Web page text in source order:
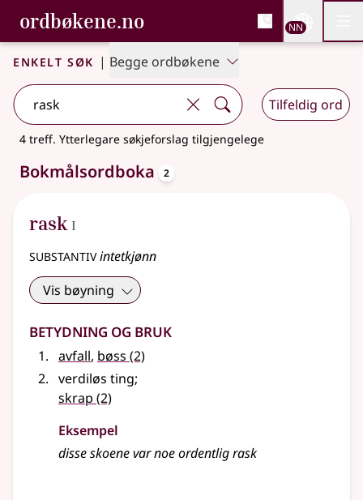
Gå til hovudinnhald
Tilgjenge
ordbøkene.no, Bokmålsordboka og
Bokmålsordboka og Nynorskordboka
NN
Enkelt søk | Begge ordbøkene
Tilfeldig ord
4 treff. Ytterlegare søkjeforslag tilgjengelege
Bokmålsordboka 2
rask 1
I
substantivintetkjønn
Vis bøyning
Betydning og bruk
avfall, bøss (2)
verdiløs ting;
skrap (2)
Eksempel
disse skoene var noe ordentligrask